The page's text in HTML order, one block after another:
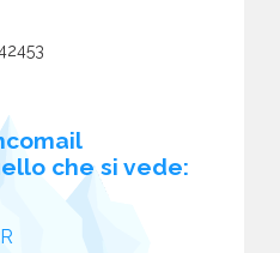
che si vede: